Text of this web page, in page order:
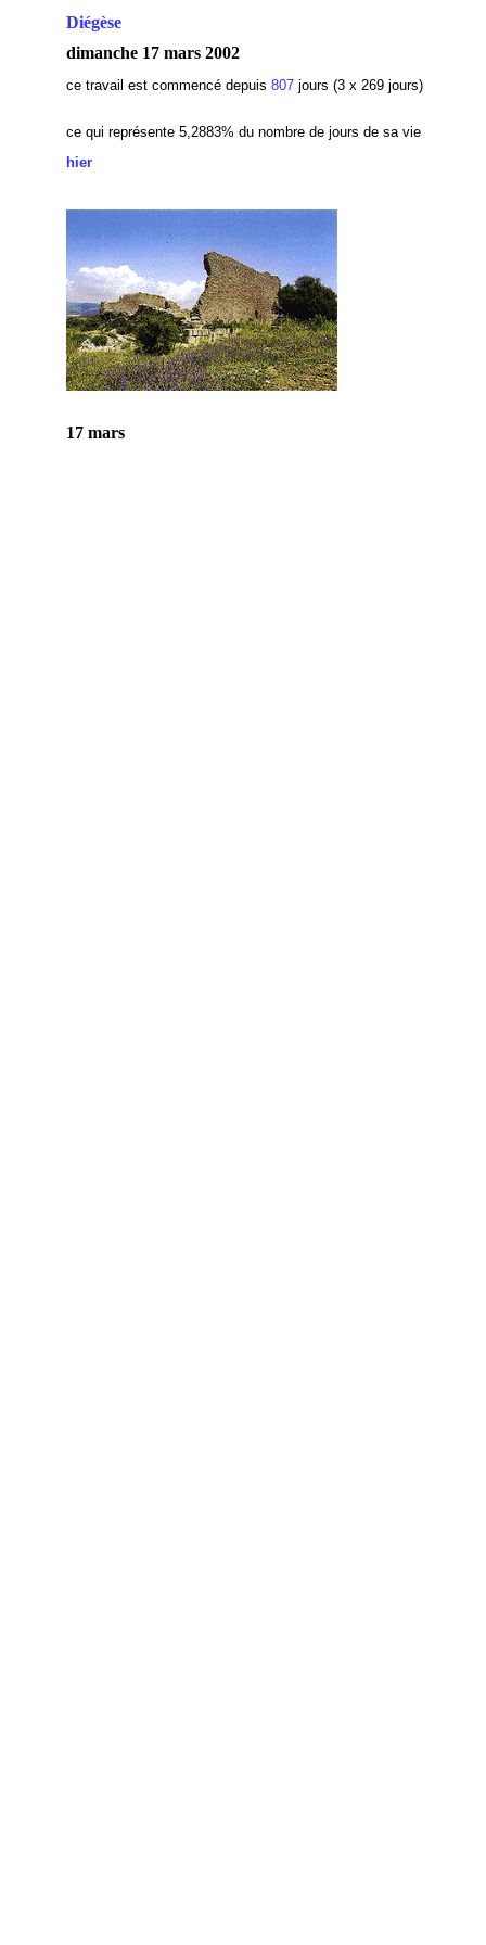
Diégèse
dimanche 17 mars 2002
ce travail est commencé depuis 807jours (3 x 269 jours)
ce qui représente 5,2883% du nombre de jours de sa vie
hier
17 mars